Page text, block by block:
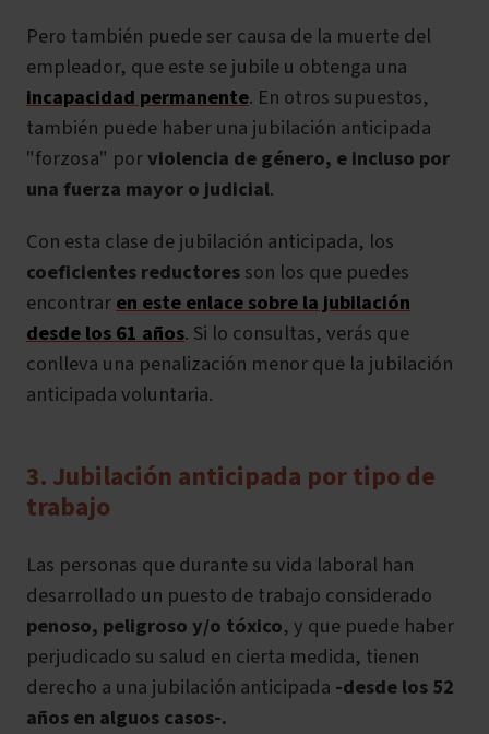
Pero también puede ser causa de la muerte del
empleador, que este se jubile u obtenga una
incapacidad permanente. En otros supuestos,
también puede haber una jubilación anticipada
"forzosa" porviolencia de género, e incluso por
una fuerza mayor o judicial.
Con esta clase dejubilación anticipada, los
coeficientes reductoresson los que puedes
encontraren este enlace sobre la jubilación
desde los 61 años. Si lo consultas, verás que
conlleva una penalización menor que la jubilación
anticipada voluntaria.
3. Jubilación anticipada por tipo de
trabajo
Las personas que durante su vida laboral han
desarrollado un puesto de trabajo considerado
penoso, peligroso y/o tóxico, y que puede haber
perjudicado su salud en cierta medida, tienen
derecho a una jubilación anticipada -desde los 52
años en alguos casos-.